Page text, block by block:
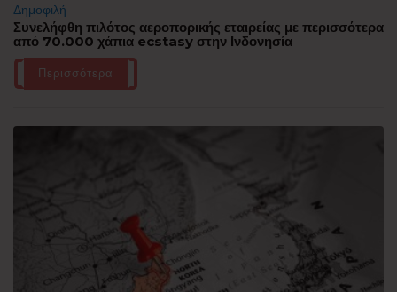
Δημοφιλή
Συνελήφθη πιλότος αεροπορικής εταιρείας με περισσότερα
από 70.000 χάπια ecstasy στην Ινδονησία
Περισσότερα